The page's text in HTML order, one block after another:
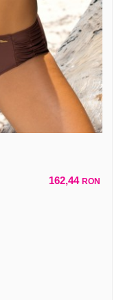
162,44 RON